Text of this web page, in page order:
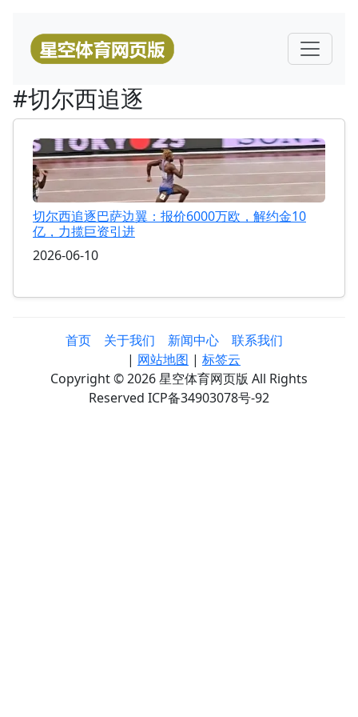
#切尔西追逐
切尔西追逐巴萨边翼：报价6000万欧，解约金10
亿，力揽巨资引进
2026-06-10
首页 关于我们 新闻中心
联系我们
| 网站地图 | 标签云
Copyright © 2026 星空体育网页版 All Rights
Reserved ICP备34903078号-92